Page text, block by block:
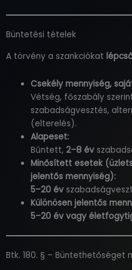
Büntetési tételek
A törvény a szankciókat
Csekély mennyiség,
Vétség, főszabály
szabadságvesztés,
(elterelés).
Alapeset:
Bűntett,2–8 év
Minősített esetek
jelentős mennyiség):
5–20 év
Különösen jelentős
5–20 év vagy
Btk. 180. § – Büntethetőséget